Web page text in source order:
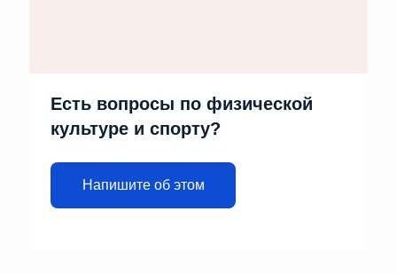
Есть вопросы по физической
культуре и спорту?
Напишите об этом